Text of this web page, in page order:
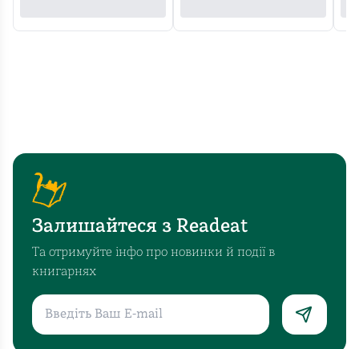
Залишайтеся з Readeat
Та отримуйте інфо про новинки й події в
книгарнях